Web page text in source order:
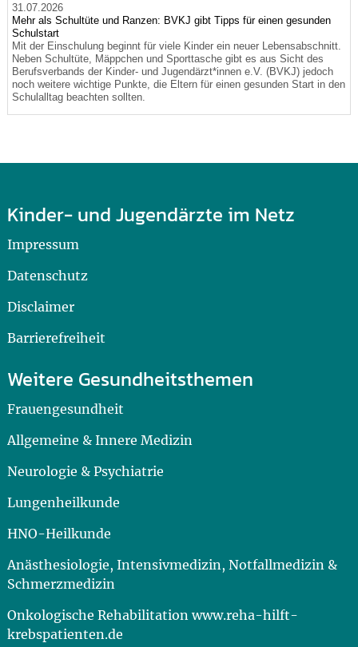
31.07.2026
Mehr als Schultüte und Ranzen: BVKJ gibt Tipps für einen gesunden
Schulstart
Mit der Einschulung beginnt für viele Kinder ein neuer Lebensabschnitt.
Neben Schultüte, Mäppchen und Sporttasche gibt es aus Sicht des
Berufsverbands der Kinder- und Jugendärzt*innen e.V. (BVKJ) jedoch
noch weitere wichtige Punkte, die Eltern für einen gesunden Start in den
Schulalltag beachten sollten.
Kinder- und Jugendärzte im Netz
Impressum
Datenschutz
Disclaimer
Barrierefreiheit
Weitere Gesundheitsthemen
Frauengesundheit
Allgemeine & Innere Medizin
Neurologie & Psychiatrie
Lungenheilkunde
HNO-Heilkunde
Anästhesiologie, Intensivmedizin, Notfallmedizin &
Schmerzmedizin
Onkologische Rehabilitation www.reha-hilft-
krebspatienten.de